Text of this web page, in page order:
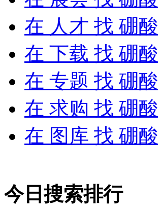
在 人才 找 硼酸
在 下载 找 硼酸
在 专题 找 硼酸
在 求购 找 硼酸
在 图库 找 硼酸
今日搜索排行